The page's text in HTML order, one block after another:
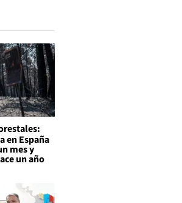
en España
mes y
un año